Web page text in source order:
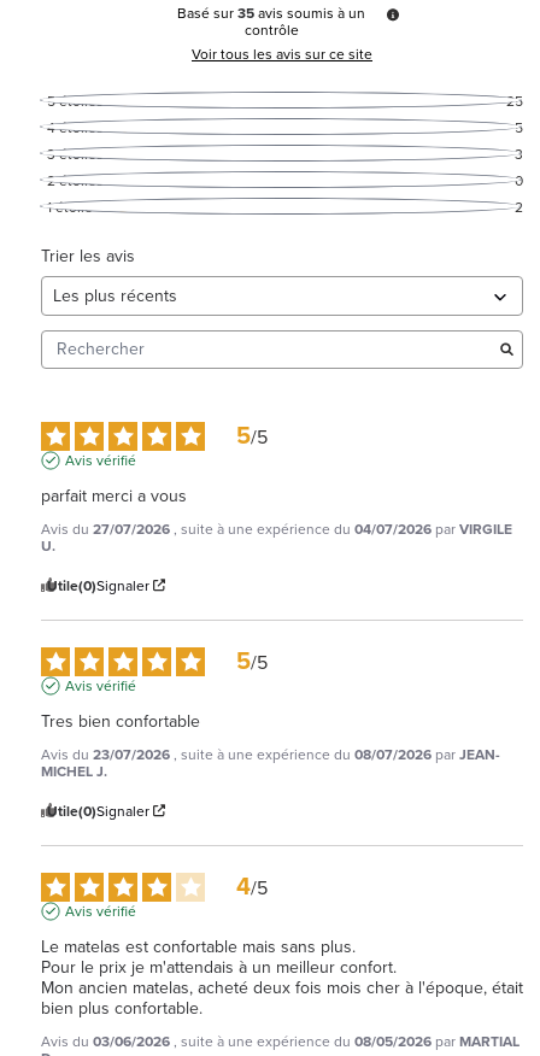
Basé sur35avis soumis à un
contrôle
Voir tous les avis sur ce site
5étoiles
25
4étoiles
5
3étoiles
3
2étoiles
0
1étoile 2
Trier les avis
5/5
Avis vérifié
parfait merci a vous
Avis du 27/07/2026, suite à une expérience du 04/07/2026 parVIRGILE
U.
Utile(0)Signaler
5/5
Avis vérifié
Tres bien confortable
Avis du 23/07/2026, suite à une expérience du 08/07/2026 parJEAN-
MICHEL J.
Utile(0)Signaler
4/5
Avis vérifié
Le matelas est confortable mais sans plus.
Pour le prix je m'attendais à un meilleur confort.
Mon ancien matelas, acheté deux fois mois cher à l'époque, était
bien plus confortable.
Avis du 03/06/2026, suite à une expérience du 08/05/2026 parMARTIAL